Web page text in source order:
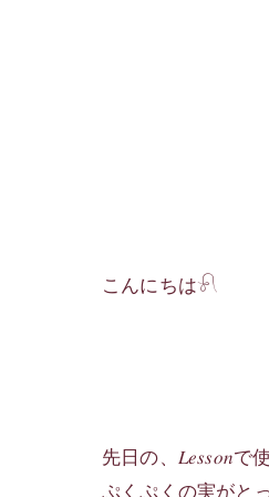
こんにちは𓍯
先日の、𝐿𝑒𝑠𝑠𝑜𝑛で
ぷくぷくの実がと